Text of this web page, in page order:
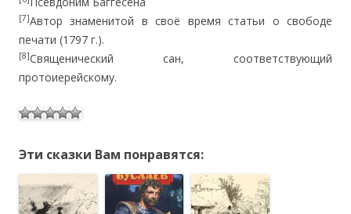
[7]Автор знаменитой в своё время статьи о свободе
печати (1797 г.).
[8]Священический сан, соответствующий
протоиерейскому.
Эти сказки Вам понравятся: